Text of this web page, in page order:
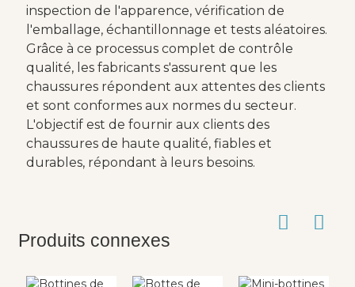
inspection de l'apparence, vérification de
l'emballage, échantillonnage et tests aléatoires.
Grâce à ce processus complet de contrôle
qualité, les fabricants s'assurent que les
chaussures répondent aux attentes des clients
et sont conformes aux normes du secteur.
L'objectif est de fournir aux clients des
chaussures de haute qualité, fiables et
durables, répondant à leurs besoins.
Produits connexes